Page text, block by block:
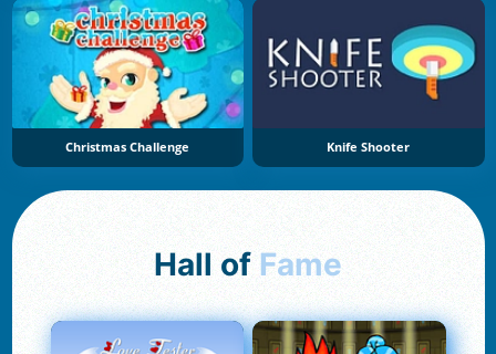
Christmas Challenge Knife Shooter
Hall of Fame